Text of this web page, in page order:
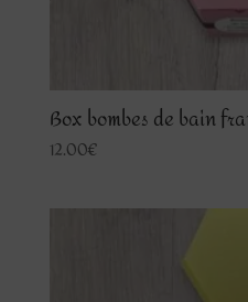
Box bombes de bain
12.00€